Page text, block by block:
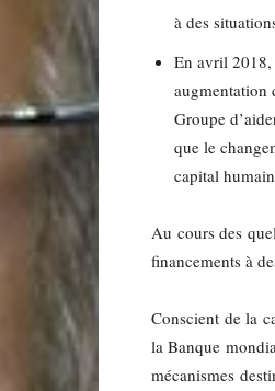
à des
En avril 2018,
augmentation
Groupe
que le
capital
Au cours des
financements à
Conscient de la
la Banque
mécanismes